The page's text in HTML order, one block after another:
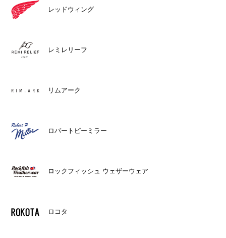
レッドウィング
レミレリーフ
リムアーク
ロバートピーミラー
ロックフィッシュ ウェザーウェア
ロコタ